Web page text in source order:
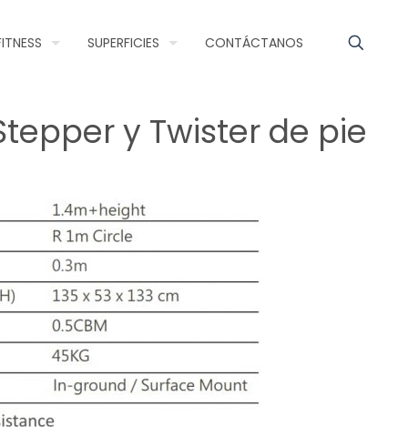
SUPERFICIES CONTÁCTANOS
y Twister de pie